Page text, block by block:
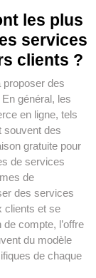
les plus
services
clients ?
proposer des
général, les
en ligne, tels
souvent des
gratuite pour
de services
de
des services
clients et se
compte, l’offre
du modèle
de chaque